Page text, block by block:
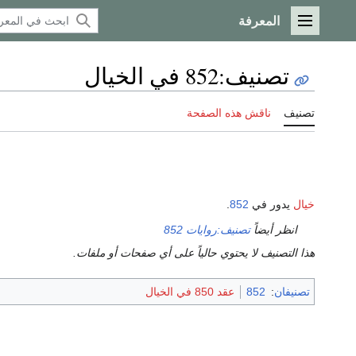
القائمة الرئيسية
المعرفة
تصنيف:852 في الخيال
تصنيف ناقش هذه الصفحة
خيال يدور في 852
انظر أيضاًتصنيف:روايات 852
هذا التصنيف لا يحتوي حالياً على أي صفحات أو ملفات.
تصنيفان:
852 عقد 850 في الخيال